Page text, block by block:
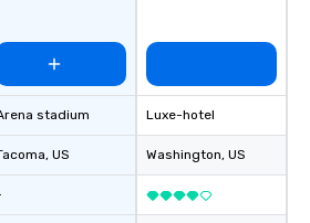
stadium
, US
Luxe-hotel
Washington, US